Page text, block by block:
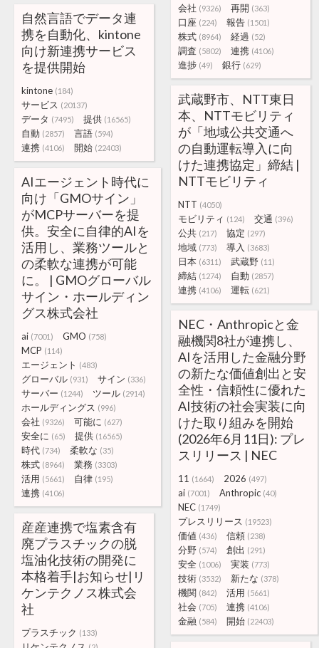
会社 (9326) 再開 (363)
口座 (224) 報告 (1501)
株式 (8964) 経過 (52)
調査 (5802) 連携 (4106)
進捗 (49) 銀行 (629)
自然言語でデータ連
携を自動化、kintone
向け新連携サービス
を提供開始
kintone (184)
サービス (20137)
データ (7495) 提供 (16565)
自動 (2857) 言語 (594)
連携 (4106) 開始 (22403)
武蔵野市、NTT東日
本、NTTモビリティ
が「地域公共交通へ
の自動運転導入に向
けた連携協定」締結 |
NTTモビリティ
NTT (4050)
モビリティ (124) 交通 (396)
公共 (217) 協定 (297)
地域 (773) 導入 (3683)
日本 (6311) 武蔵野 (11)
締結 (1274) 自動 (2857)
連携 (4106) 運転 (621)
AIエージェント時代に
向け「GMOサイン」
がMCPサーバーを提
供。安全に自律的AIを
活用し、業務ツールと
の柔軟な連携が可能
に。 | GMOグローバル
サイン・ホールディン
グス株式会社
ai (7001) GMO (758)
MCP (114)
エージェント (483)
グローバル (931) サイン (336)
サーバー (1244) ツール (2914)
ホールディングス (996)
会社 (9326) 可能に (627)
安全に (65) 提供 (16565)
時代 (734) 柔軟な (35)
株式 (8964) 業務 (3303)
活用 (5661) 自律 (195)
連携 (4106)
NEC・Anthropicと金
融機関8社が連携し、
AIを活用した金融分野
の新たな価値創出と安
全性・信頼性に優れた
AI技術の社会実装に向
けた取り組みを開始
(2026年6月11日): プレ
スリリース | NEC
11 (1664) 2026 (497)
ai (7001) Anthropic (40)
NEC (1749)
プレスリリース (19523)
価値 (436) 信頼 (238)
分野 (574) 創出 (291)
安全 (1006) 実装 (773)
技術 (3532) 新たな (378)
機関 (842) 活用 (5661)
社会 (705) 連携 (4106)
金融 (584) 開始 (22403)
産産連携で塩素含有
廃プラスチックの脱
塩油化技術の開発に
本格着手|お知らせ|リ
ケンテクノス株式会
社
プラスチック (133)